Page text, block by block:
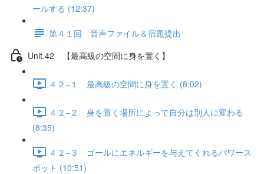
ールする (12:37)
第４１回 音声ファイル＆宿題提出
Unit.42 【最高級の空間に身を置く】
４２−１ 最高級の空間に身を置く (8:02)
４２−２ 身を置く場所によって自分は別人に変わる
(8:35)
４２−３ ゴールにエネルギーを与えてくれるパワース
ポット (10:51)